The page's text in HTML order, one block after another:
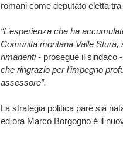
romani come deputato eletta
“L’esperienza che ha
Comunità montana Valle
rimanenti- prosegue il sindaco
che ringrazio per l’impegno
assessore”.
La strategia politica pare sia
ed ora Marco Borgogno è il